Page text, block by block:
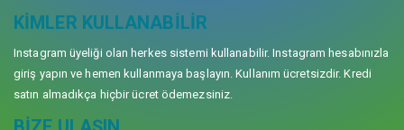
KIMLER KULLANABILIR
Instagram üyeliği olan herkes sistemi kullanabilir. Instagram hesabınızla
giriş yapın ve hemen kullanmaya başlayın. Kullanım ücretsizdir. Kredi
satın almadıkça hiçbir ücret ödemezsiniz.